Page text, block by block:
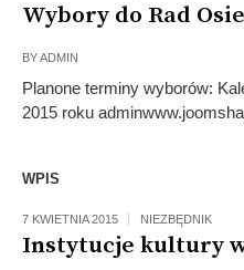
Wybory do Rad
BYADMIN
Planone terminy wyborów:
2015 roku
WPIS
7 KWIETNIA 2015 NIEZBĘDNIK
Instytucje kultury